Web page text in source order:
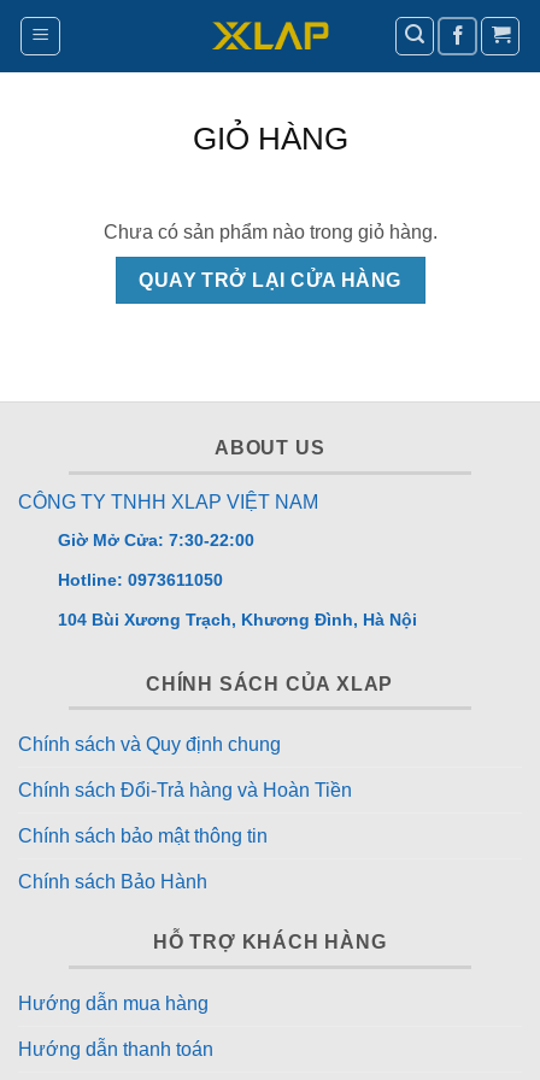
Bỏ
nội
GIỎ HÀNG
Chưa có sản phẩm nào trong giỏ hàng.
QUAY TRỞ LẠI CỬA HÀNG
ABOUT US
CÔNG TY TNHH XLAP VIỆT NAM
Giờ Mở Cửa: 7:30-22:00
Hotline: 0973611050
104 Bùi Xương Trạch, Khương Đình, Hà Nội
CHÍNH SÁCH CỦA XLAP
Chính sách và Quy định chung
Chính sách Đổi-Trả hàng và Hoàn Tiền
Chính sách bảo mật thông tin
Chính sách Bảo Hành
HỖ TRỢ KHÁCH HÀNG
Hướng dẫn mua hàng
Hướng dẫn thanh toán